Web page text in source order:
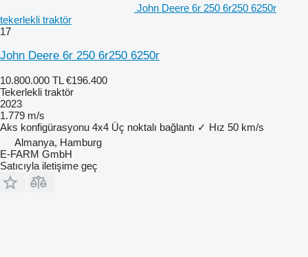
John Deere 6r 250 6r250 6250r
tekerlekli traktör
17
John Deere 6r 250 6r250 6250r
10.800.000 TL €196.400
Tekerlekli traktör
2023
1.779 m/s
Aks konfigürasyonu 4x4 Üç noktalı bağlantı ✓ Hız 50 km/s
Almanya, Hamburg
E-FARM GmbH
Satıcıyla iletişime geç